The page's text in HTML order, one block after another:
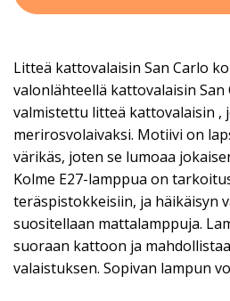
Litteä kattovalaisin San Carlo
valonlähteellä kattovalaisin
valmistettu litteä kattovalaisin ,
merirosvolaivaksi. Motiivi on
värikäs, joten se lumoaa
Kolme E27-lamppua on
teräspistokkeisiin, ja häikäisyn
suositellaan mattalamppuja.
suoraan kattoon ja
valaistuksen. Sopivan lampun